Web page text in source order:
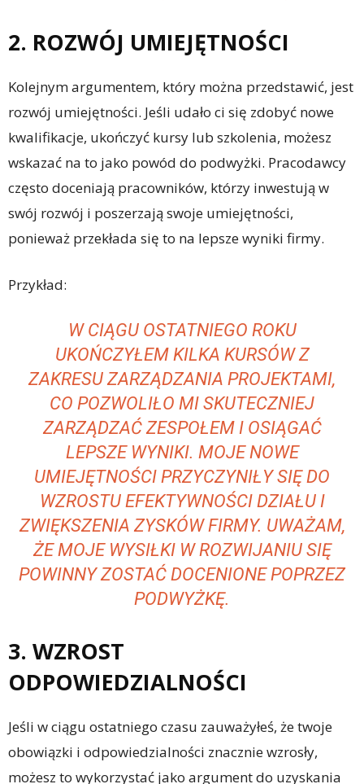
2. ROZWÓJ UMIEJĘTNOŚCI
Kolejnym argumentem, który można przedstawić, jest
rozwój umiejętności. Jeśli udało ci się zdobyć nowe
kwalifikacje, ukończyć kursy lub szkolenia, możesz
wskazać na to jako powód do podwyżki. Pracodawcy
często doceniają pracowników, którzy inwestują w
swój rozwój i poszerzają swoje umiejętności,
ponieważ przekłada się to na lepsze wyniki firmy.
Przykład:
W CIĄGU OSTATNIEGO ROKU
UKOŃCZYŁEM KILKA KURSÓW Z
ZAKRESU ZARZĄDZANIA PROJEKTAMI,
CO POZWOLIŁO MI SKUTECZNIEJ
ZARZĄDZAĆ ZESPOŁEM I OSIĄGAĆ
LEPSZE WYNIKI. MOJE NOWE
UMIEJĘTNOŚCI PRZYCZYNIŁY SIĘ DO
WZROSTU EFEKTYWNOŚCI DZIAŁU I
ZWIĘKSZENIA ZYSKÓW FIRMY. UWAŻAM,
ŻE MOJE WYSIŁKI W ROZWIJANIU SIĘ
POWINNY ZOSTAĆ DOCENIONE POPRZEZ
PODWYŻKĘ.
3. WZROST
ODPOWIEDZIALNOŚCI
Jeśli w ciągu ostatniego czasu zauważyłeś, że twoje
obowiązki i odpowiedzialności znacznie wzrosły,
możesz to wykorzystać jako argument do uzyskania